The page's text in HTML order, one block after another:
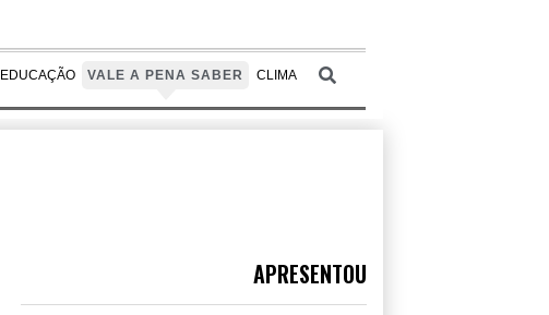
EDUCAÇÃO VALE A PENA SABER CLIMA
APRESENTOU